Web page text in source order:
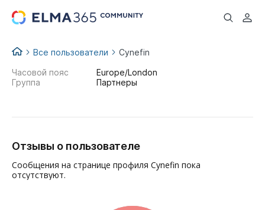
...
Все пользователи Cynefin
Часовой пояс
Europe/London
Группа
Партнеры
Отзывы о пользователе
Сообщения на странице профиля Cynefin пока
отсутствуют.